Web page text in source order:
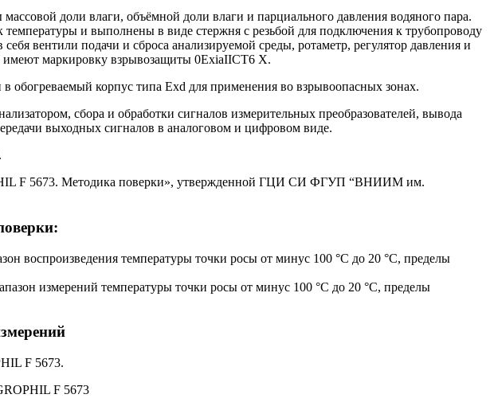
доли влаги, объёмной доли влаги и парциального давления водяного пара.
и выполнены в виде стержня с резьбой для подключения к трубопроводу
вентили подачи и сброса анализируемой среды, ротаметр, регулятор давления и
имеют маркировку взрывозащиты 0ExiaIICT6 X.
корпуc типа Exd для применения во взрывоопасных зонах.
сбора и обработки сигналов измерительных преобразователей, вывода
выходных сигналов в аналоговом и цифровом виде.
F 5673. Методика поверки», утвержденной ГЦИ СИ ФГУП “ВНИИМ им.
воспроизведения температуры точки росы от минус 100 °С до 20 °С, пределы
измерений температуры точки росы от минус 100 °С до 20 °С, пределы
F 5673.
F 5673